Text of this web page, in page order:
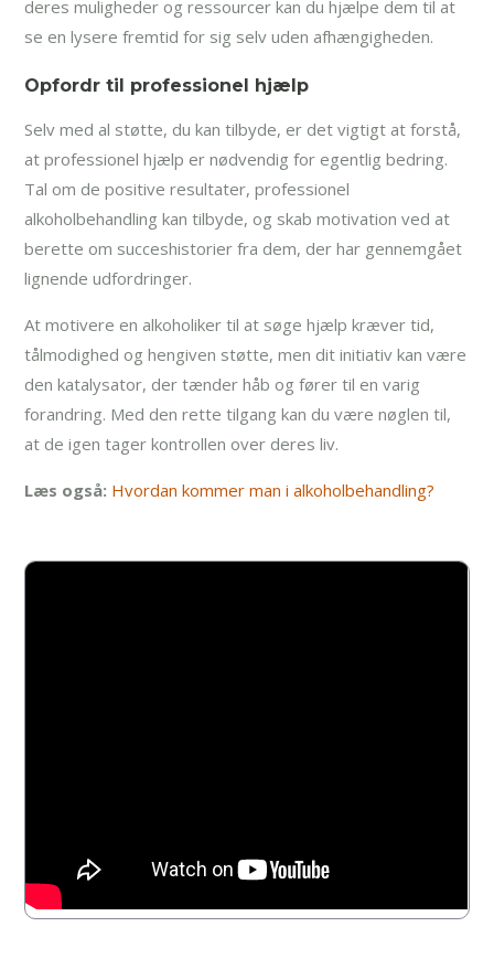
deres muligheder og ressourcer kan du hjælpe dem til at
se en lysere fremtid for sig selv uden afhængigheden.
Opfordr til professionel hjælp
Selv med al støtte, du kan tilbyde, er det vigtigt at forstå,
at professionel hjælp er nødvendig for egentlig bedring.
Tal om de positive resultater, professionel
alkoholbehandling kan tilbyde, og skab motivation ved at
berette om succeshistorier fra dem, der har gennemgået
lignende udfordringer.
At motivere en alkoholiker til at søge hjælp kræver tid,
tålmodighed og hengiven støtte, men dit initiativ kan være
den katalysator, der tænder håb og fører til en varig
forandring. Med den rette tilgang kan du være nøglen til,
at de igen tager kontrollen over deres liv.
Læs også: Hvordan kommer man i alkoholbehandling?